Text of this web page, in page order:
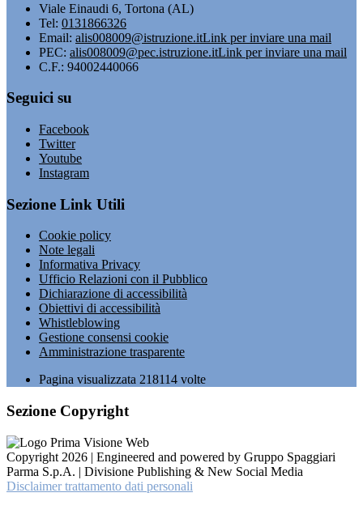
Viale Einaudi 6, Tortona (AL)
Tel: 0131866326
Email: alis008009@istruzione.itLink per inviare una mail
PEC: alis008009@pec.istruzione.itLink per inviare una mail
C.F.: 94002440066
Seguici su
Facebook
Twitter
Youtube
Instagram
Sezione Link Utili
Cookie policy
Note legali
Informativa Privacy
Ufficio Relazioni con il Pubblico
Dichiarazione di accessibilità
Obiettivi di accessibilità
Whistleblowing
Gestione consensi cookie
Amministrazione trasparente
Pagina visualizzata 218114 volte
Sezione Copyright
Copyright 2026 | Engineered and powered by Gruppo Spaggiari
Parma S.p.A. | Divisione Publishing & New Social Media
Disclaimer trattamento dati personali